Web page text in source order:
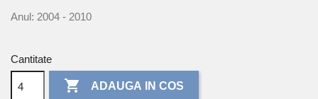
Anul: 2004 - 2010
Cantitate
 ADAUGA IN COS